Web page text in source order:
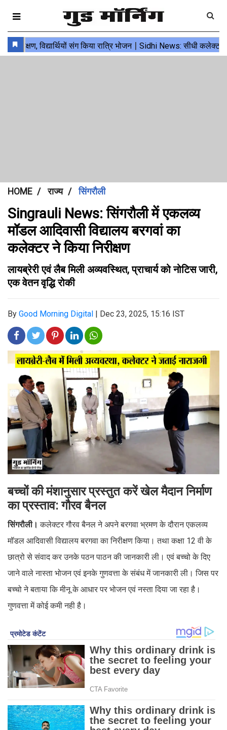
HOME राज्य सिंगरौली
Singrauli News: सिंगरौली में एकलव्य
मॉडल आदिवासी विद्यालय बरगवां का
कलेक्टर ने किया निरीक्षण
लायब्रेरी एवं लैब मिली अव्यवस्थित, प्राचार्य को नोटिस जारी,
एक वेतन वृद्धि रोकी
By Good Morning Digital | Dec 23, 2025, 15:16 IST
बच्चों की मंशानुसार प्रस्तुत करें खेल मैदान निर्माण
का प्रस्ताव: गौरव बैनल
सिंगरौली।कलेक्टर गौरव बैनल ने अपने बरगवा भ्रमण के दौरान एकलव्य
मॉडल आदिवासी विद्यालय बरगवा का निरीक्षण किया। तथा कक्षा 12 वी के
छात्रो से संवाद कर उनके पठन पाठन की जानकारी ली। एवं बच्चो के दिए
जाने वाले नास्ता भोजन एवं इनके गुणवत्ता के संबंध में जानकारी ली। जिस पर
बच्चो ने बताया कि मीनू के आधार पर भोजन एवं नस्ता दिया जा रहा है।
गुणवत्ता में कोई कमी नही है।